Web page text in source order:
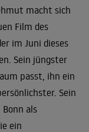
macht sich
Film des
im Juni dieses
Sein jüngster
passt, ihn ein
Sein
als
ein